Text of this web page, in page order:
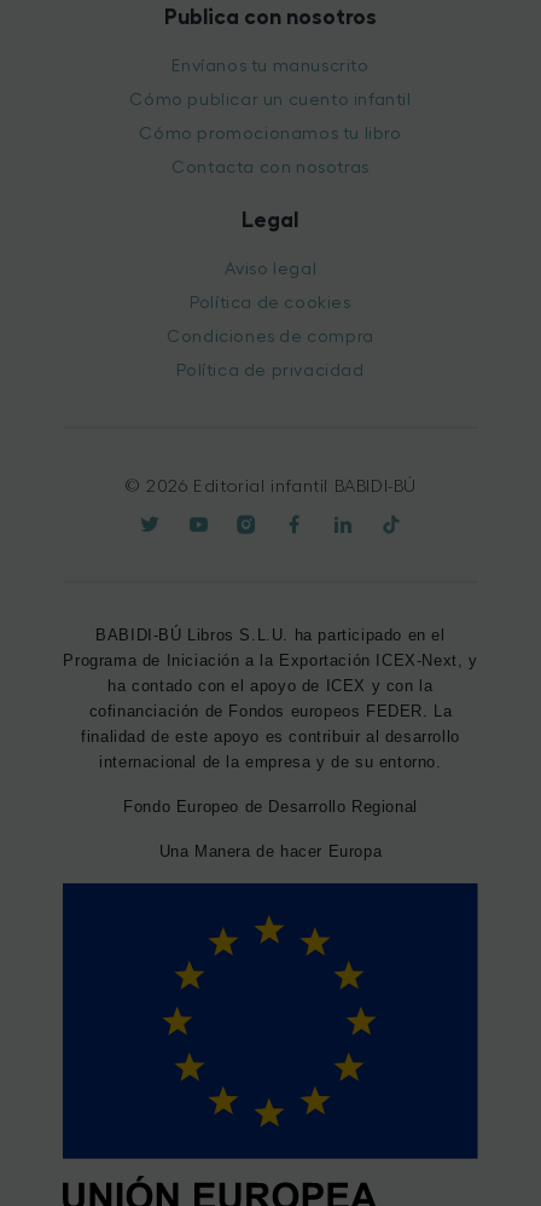
Publica con nosotros
Envíanos tu manuscrito
Cómo publicar un cuento infantil
Cómo promocionamos tu libro
Contacta con nosotras
Legal
Aviso legal
Política de cookies
Condiciones de compra
Política de privacidad
© 2026 Editorial infantil BABIDI-BÚ
BABIDI-BÚ Libros S.L.U. ha participado en el
Programa de Iniciación a la Exportación ICEX-Next, y
ha contado con el apoyo de ICEX y con la
cofinanciación de Fondos europeos FEDER. La
finalidad de este apoyo es contribuir al desarrollo
internacional de la empresa y de su entorno.
Fondo Europeo de Desarrollo Regional
Una Manera de hacer Europa